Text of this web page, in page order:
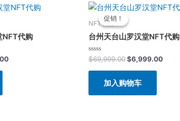
NFT代购
。
当
前
为：
促销！
促销！
NFT书店
台州天台山罗汉堂NFT代购
评
分
0
$69,999.00
原
价
为：
$6,999.00
当
为：
加入购物车